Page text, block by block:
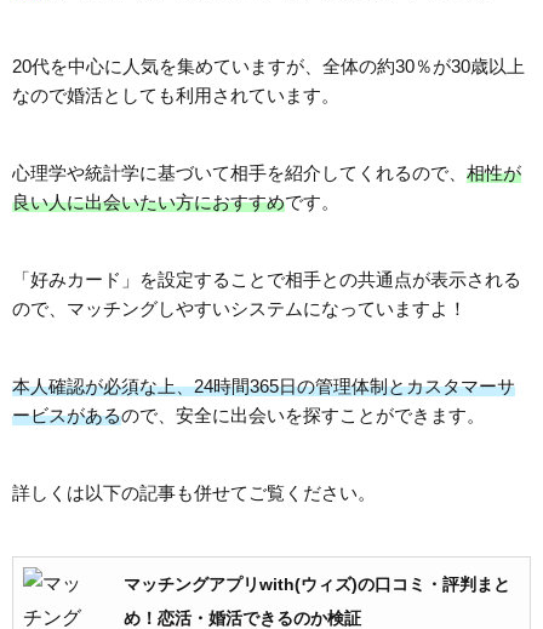
20代を中心に人気を集めていますが、全体の約30％が30歳以上
なので婚活としても利用されています。
心理学や統計学に基づいて相手を紹介してくれるので、 相性が
良い人に出会いたい方におすすめです。
「好みカード」を設定することで相手との共通点が表示される
ので、マッチングしやすいシステムになっていますよ！
本人確認が必須な上、24時間365日の管理体制とカスタマーサ
ービスがあるので、安全に出会いを探すことができます。
詳しくは以下の記事も併せてご覧ください。
マッチングアプリwith(ウィズ)の口コミ・評判まと
め！恋活・婚活できるのか検証